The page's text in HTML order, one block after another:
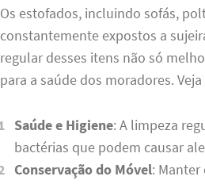
Os estofados, incluindo sofás,
constantemente expostos a
regular desses itens não só
para a saúde dos moradores.
Saúde e Higiene: A limpeza
bactérias que podem causar
Conservação do Móvel: